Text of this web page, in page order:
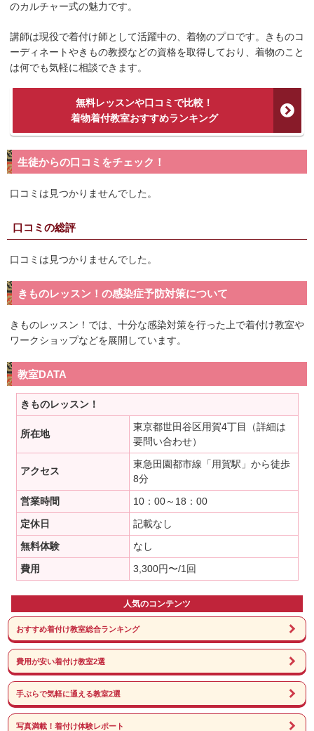
のカルチャー式の魅力です。
講師は現役で着付け師として活躍中の、着物のプロです。きものコ
ーディネートやきもの教授などの資格を取得しており、着物のこと
は何でも気軽に相談できます。
無料レッスンや口コミで比較！
着物着付教室おすすめランキング
生徒からの口コミをチェック！
口コミは見つかりませんでした。
口コミの総評
口コミは見つかりませんでした。
きものレッスン！の感染症予防対策について
きものレッスン！では、十分な感染対策を行った上で着付け教室や
ワークショップなどを展開しています。
教室DATA
きものレッスン！
所在地
東京都世田谷区用賀4丁目（詳細は
要問い合わせ）
アクセス
東急田園都市線「用賀駅」から徒歩
8分
営業時間
10：00～18：00
定休日
記載なし
無料体験
なし
費用
3,300円〜/1回
人気のコンテンツ
おすすめ着付け教室総合ランキング
費用が安い着付け教室2選
手ぶらで気軽に通える教室2選
写真満載！着付け体験レポート